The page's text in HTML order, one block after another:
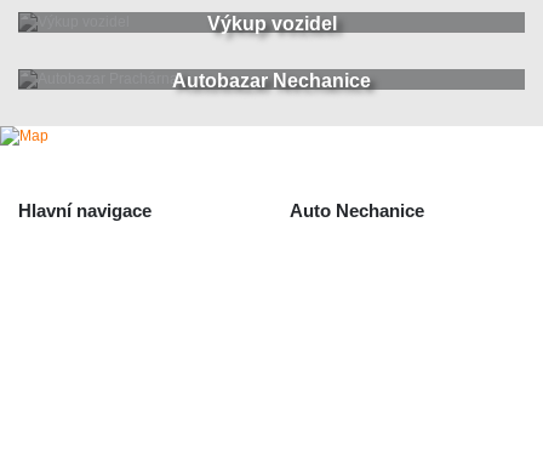
Výkup vozidel
Autobazar Nechanice
Hlavní navigace Auto Nechanice